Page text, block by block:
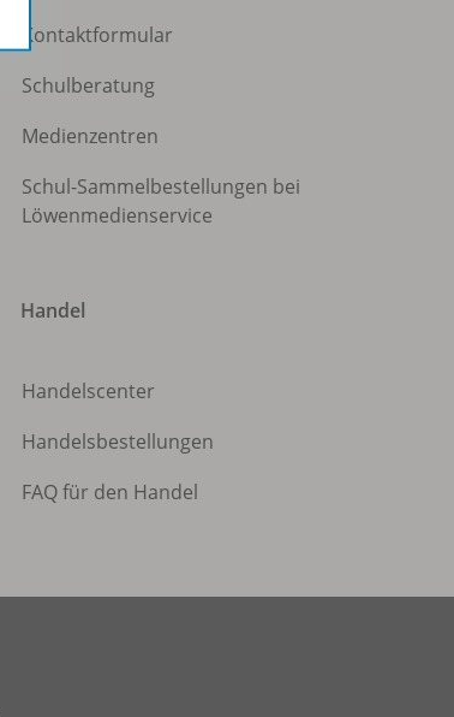
Kontaktformular
Schulberatung
Medienzentren
Schul-Sammelbestellungen bei
Löwenmedienservice
Handel
Handelscenter
Handelsbestellungen
FAQ für den Handel